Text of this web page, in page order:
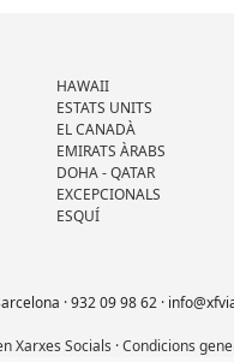
HAWAII
ESTATS UNITS
EL CANADÀ
EMIRATS ÀRABS
DOHA - QATAR
EXCEPCIONALS
ESQUÍ
· 932 09 98 62 ·
Xarxes Socials ·Condicions